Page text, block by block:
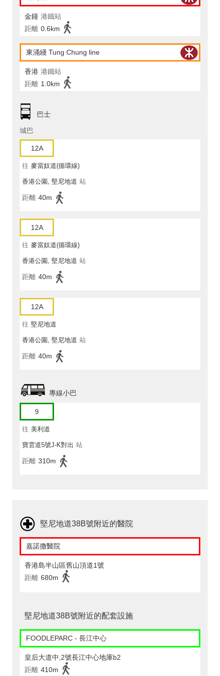
金鐘 港鐵站
距離 0.6km
東涌綫 Tung Chung line
香港 港鐵站
距離 1.0km
巴士
城巴
12A
往 麥當奴道(循環線)
香港公園, 堅尼地道 站
距離 40m
12A
往 麥當奴道(循環線)
香港公園, 堅尼地道 站
距離 40m
12A
往 堅尼地道
香港公園, 堅尼地道 站
距離 40m
專線小巴
9
往 美利道
寶雲道5號J-K對出 站
距離 310m
堅尼地道38B號附近的醫院
嘉諾撒醫院
香港島半山區舊山頂道1號
距離 680m
堅尼地道38B號附近的配套設施
FOODLEPARC - 長江中心
皇后大道中,2號長江中心地庫b2
距離 410m